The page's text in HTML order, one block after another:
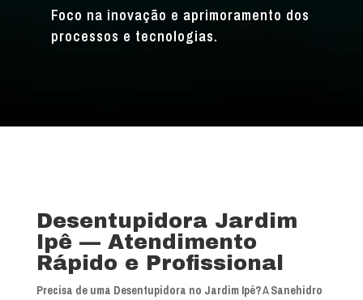
Foco na inovação e aprimoramento dos
processos e tecnologias.
Desentupidora Jardim
Ipê — Atendimento
Rápido e Profissional
Precisa de uma Desentupidora no Jardim Ipê?ASanehidro